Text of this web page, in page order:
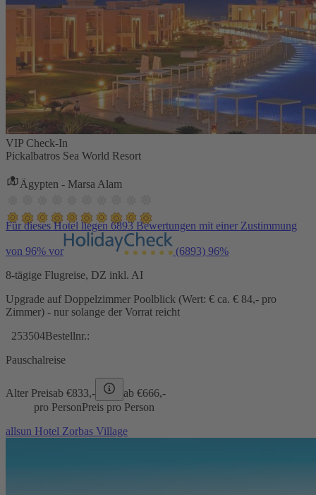
VIP Check-In
Pickalbatros Sea World Resort
Ägypten - Marsa Alam
Für dieses Hotel liegen 6893 Bewertungen mit einer Zustimmung
von 96% vor (6893) 96%
8-tägige Flugreise, DZ inkl. AI
Upgrade auf Doppelzimmer Poolblick (Wert: € ca. € 84,- pro
Zimmer) - nur solange der Vorrat reicht
253504Bestellnr.:
Pauschalreise
Alter Preisab €833,- ab €666,-
pro PersonPreis pro Person
allsun Hotel Zorbas Village